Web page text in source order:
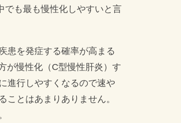
でも最も慢性化しやすいと言
患を発症する確率が高まる
が慢性化（C型慢性肝炎）す
進行しやすくなるので速や
とはあまりありません。